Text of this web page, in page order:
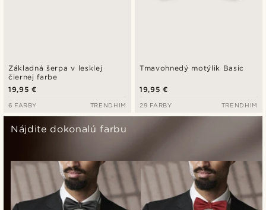
Základná šerpa v lesklej
čiernej farbe
19,95 €
6 FARBY TRENDHIM
Tmavohnedý motýlik Basic
19,95 €
29 FARBY TRENDHIM
Nájdite dokonalú farbu